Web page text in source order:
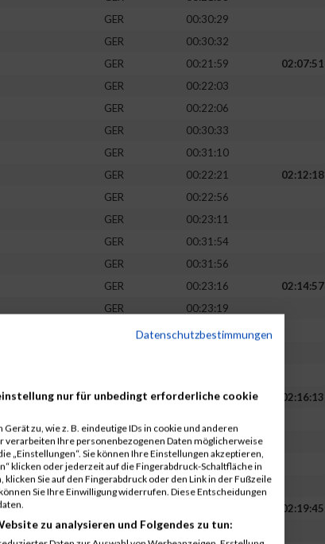
GER
00:30:29
GER
00:30:32
GER 00:21:59
02:07:51
GER
00:22:03
GER
00:22:06
GER
00:30:33
GER
00:31:10
GER 00:22:21
02:12:18
GER
00:22:56
GER
00:23:11
GER
00:31:54
GER
00:31:56
GER 00:23:16
02:14:57
GER
00:23:19
00:23:20
GER 00:23:21
02:16:13
GER
00:23:38
GER
00:32:42
GER
00:33:07
02:19:45
GER
00:23:40
Datenschutzbestimmungen
nur für unbedingt erforderliche cookie
zu, wie z. B. eindeutige IDs in cookie und anderen
Ihre personenbezogenen Daten möglicherweise
„Einstellungen“. Sie können Ihre Einstellungen akzeptieren,
klicken oder jederzeit auf die Fingerabdruck-Schaltfläche in
Sie auf den Fingerabdruck oder den Link in der Fußzeile
Sie Ihre Einwilligung widerrufen. Diese Entscheidungen
zu analysieren und Folgendes zu tun: